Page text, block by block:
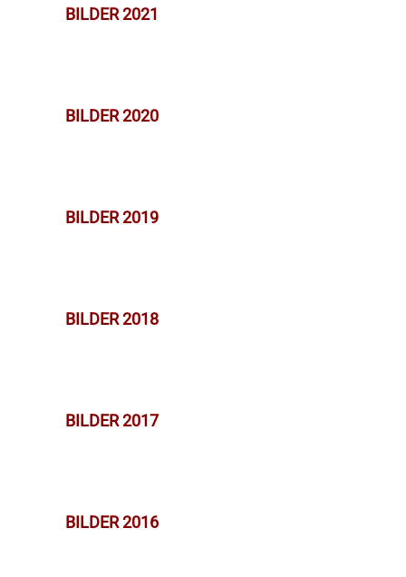
BILDER 2021
BILDER 2020
BILDER 2019
BILDER 2018
BILDER 2017
BILDER 2016